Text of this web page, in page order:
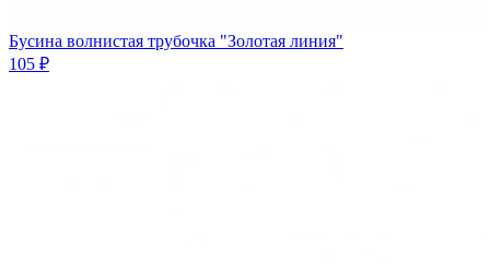
Бусина волнистая трубочка "Золотая линия"
105 ₽